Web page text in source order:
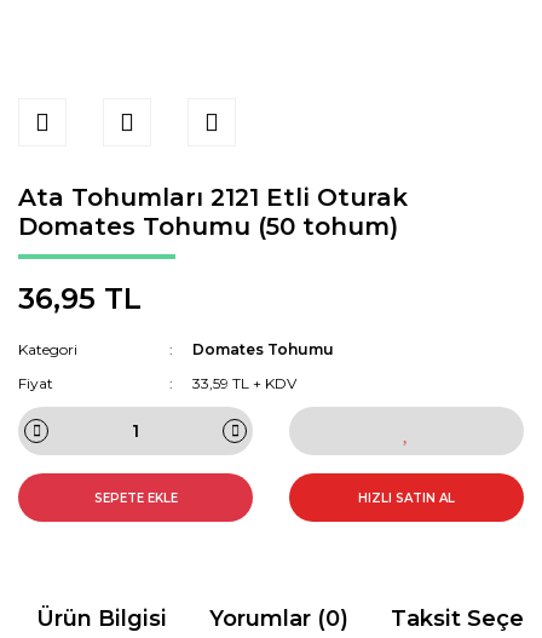
Ata Tohumları 2121 Etli Oturak
Domates Tohumu (50 tohum)
36,95 TL
Kategori
Domates Tohumu
Fiyat
33,59 TL + KDV
SEPETE EKLE HIZLI SATIN AL
Ürün Bilgisi Yorumlar (0) Taksit